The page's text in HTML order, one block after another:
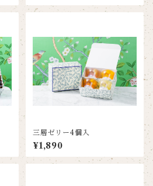
三層ゼリー4個入
¥1,890